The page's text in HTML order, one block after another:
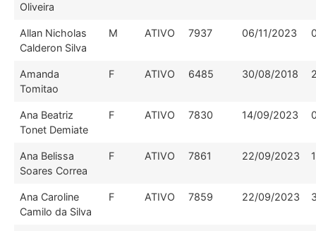
Oliveira
Allan Nicholas
Calderon Silva
M ATIVO 7937 06/11/2023
Amanda
Tomitao
F ATIVO 6485 30/08/2018
Ana Beatriz
Tonet Demiate
F ATIVO 7830 14/09/2023
Ana Belissa
Soares Correa
F ATIVO 7861 22/09/2023
Ana Caroline
Camilo da Silva
F ATIVO 7859 22/09/2023